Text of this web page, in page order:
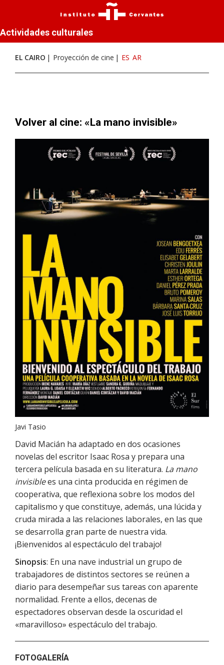
Actividades culturales
EL CAIRO Proyección de cine ES AR
Volver al cine: «La mano invisible»
Javi Tasio
David Macián ha adaptado en dos ocasiones
novelas del escritor Isaac Rosa y prepara una
tercera película basada en su literatura. La mano
invisiblees una cinta producida en régimen de
cooperativa, que reflexiona sobre los modos del
capitalismo y que constituye, además, una lúcida y
cruda mirada a las relaciones laborales, en las que
se desarrolla gran parte de nuestra vida.
¡Bienvenidos al espectáculo del trabajo!
Sinopsis: En una nave industrial un grupo de
trabajadores de distintos sectores se reúnen a
diario para desempeñar sus tareas con aparente
normalidad. Frente a ellos, decenas de
espectadores observan desde la oscuridad el
«maravilloso» espectáculo del trabajo.
FOTOGALERÍA